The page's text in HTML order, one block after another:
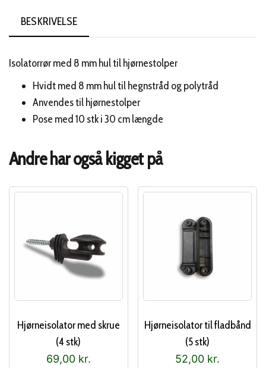
BESKRIVELSE
Isolatorrør med 8 mm hul til hjørnestolper
Hvidt med 8 mm hul til hegnstråd og polytråd
Anvendes til hjørnestolper
Pose med 10 stk i 30 cm længde
Andre har også kigget på
Hjørneisolator med skrue
(4 stk)
69,00 kr.
Hjørneisolator til fladbånd
(5 stk)
52,00 kr.